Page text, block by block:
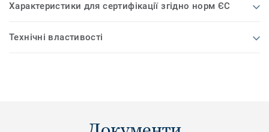
Характеристики для сертифікації згідно норм ЄС
Технічні властивості